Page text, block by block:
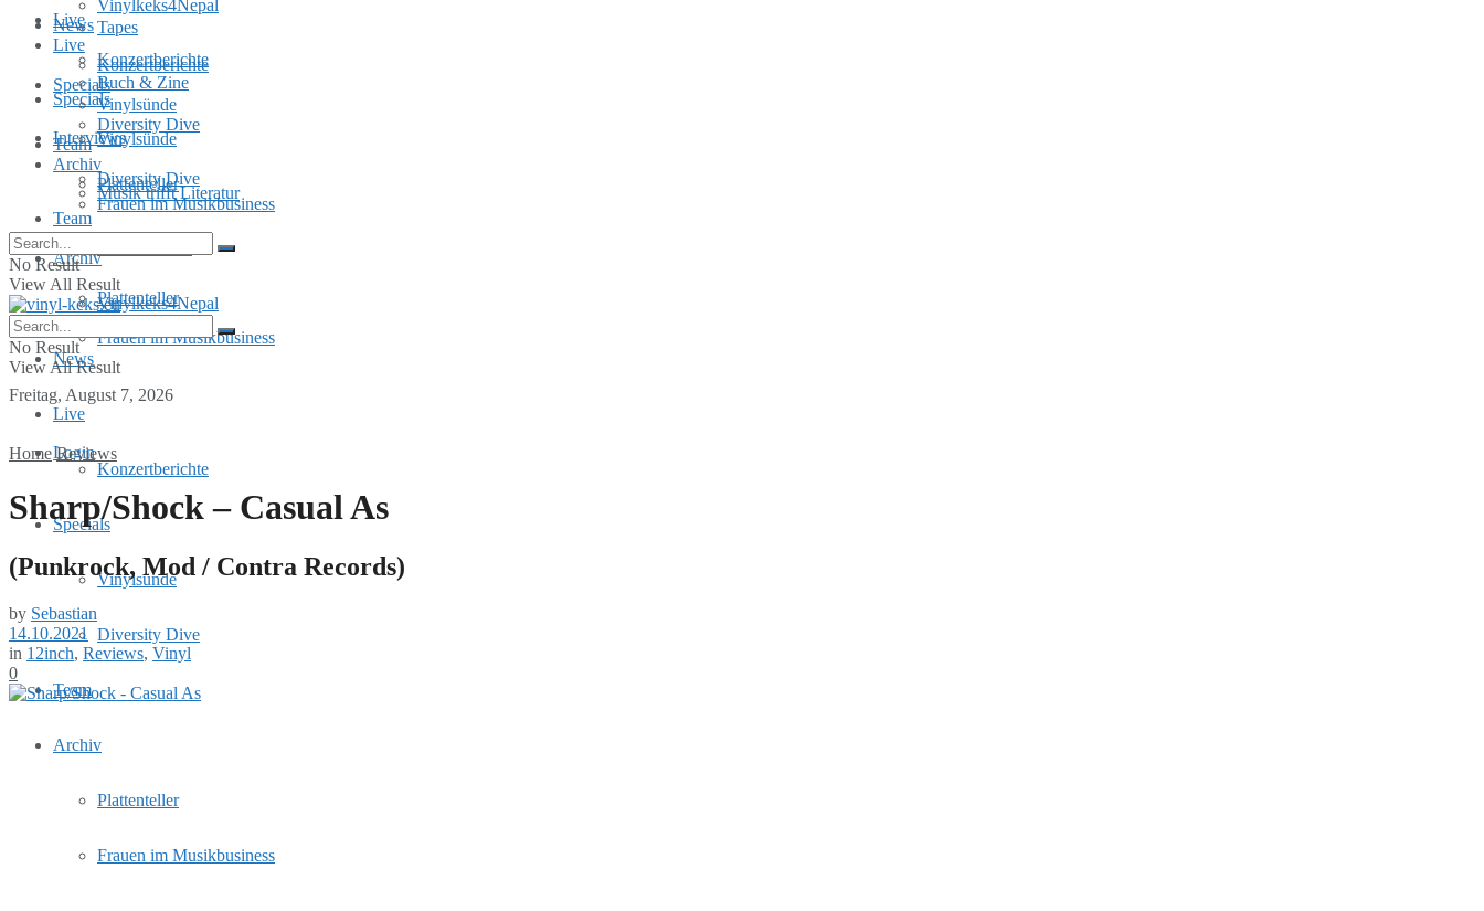
Live
Konzertberichte
Specials
Vinylsünde
Diversity Dive
Team
Archiv
Plattenteller
Frauen im Musikbusiness
Freitag, August 7, 2026
Login
Tapes
Buch & Zine
Interviews
Musik trifft Literatur
Vinylkeks4Nepal
News
Live
Konzertberichte
Specials
Vinylsünde
Diversity Dive
Team
Archiv
Plattenteller
Frauen im Musikbusiness
Vinylkeks4Nepal
News
Live
Konzertberichte
Specials
Vinylsünde
Diversity Dive
Team
Archiv
Plattenteller
Frauen im Musikbusiness
No Result
View All Result
No Result
View All Result
Home Reviews
Sharp/Shock – Casual As
(Punkrock, Mod / Contra Records)
by Sebastian
14.10.2021
in 12inch, Reviews, Vinyl
0